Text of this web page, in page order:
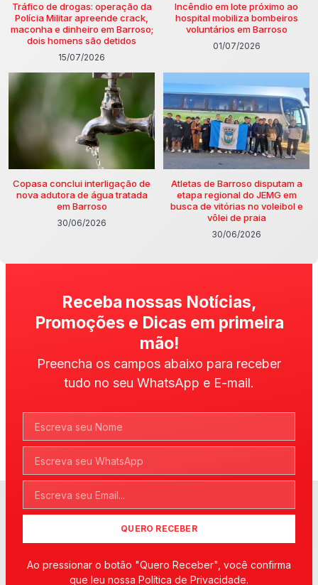
Tráfico de drogas: operação da
Polícia Militar apreende crack,
maconha e dinheiro em Barroso;
dois homens são detidos
15/07/2026
Incêndio em lote próximo ao
hospital mobiliza bombeiros
voluntários em Barroso
01/07/2026
Copasa conclui interligação de
nova adutora de água tratada
em Barroso
30/06/2026
Atletas de Barroso disputam a
etapa regional do JEMG em
busca de vitórias no voleibol e
vôlei de praia
30/06/2026
Receba nossas Notícias,
Promoções e Dicas em primeira
mão!
Preencha os campos abaixo para receber
tudo no seu WhatsApp e E-mail.
QUERO RECEBER
Ao pressionar o botão "Quero Receber", você confirma
que leu nossa Política de Privacidade.